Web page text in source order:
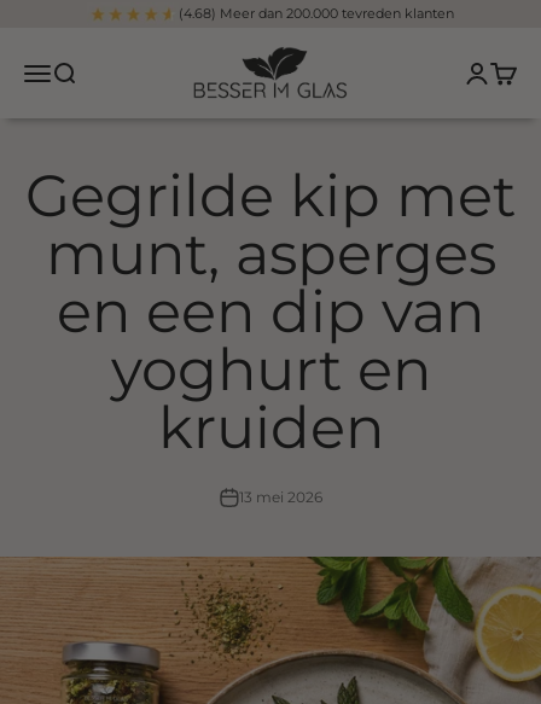
Overslaan naar inhoud(4.68) Meer dan 200.000 tevreden klanten
Navigatiemenu openen
Open zoeken
Beter in een glas
Pagina
Gegrilde kip met
munt, asperges
en een dip van
yoghurt en
kruiden
13 mei 2026